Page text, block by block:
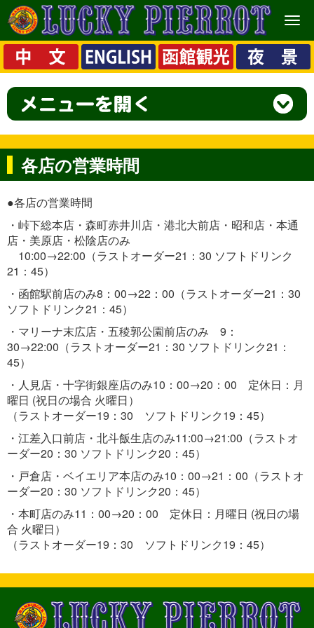
メ
ニ
ュ
ー
各店の営業時間
●各店の営業時間
・峠下総本店・森町赤井川店・港北大前店・昭和店・本通
店・美原店・松陰店のみ
10:00→22:00（ラストオーダー21：30 ソフトドリンク
21：45）
・函館駅前店のみ8：00→22：00（ラストオーダー21：30
ソフトドリンク21：45）
・マリーナ末広店・五稜郭公園前店のみ 9：
30→22:00（ラストオーダー21：30 ソフトドリンク21：
45）
・人見店・十字街銀座店のみ10：00→20：00 定休日：月
曜日 (祝日の場合 火曜日）
（ラストオーダー19：30 ソフトドリンク19：45）
・江差入口前店・北斗飯生店のみ11:00→21:00（ラストオ
ーダー20：30 ソフトドリンク20：45）
・戸倉店・ベイエリア本店のみ10：00→21：00（ラストオ
ーダー20：30 ソフトドリンク20：45）
・本町店のみ11：00→20：00 定休日：月曜日 (祝日の場
合 火曜日）
（ラストオーダー19：30 ソフトドリンク19：45）